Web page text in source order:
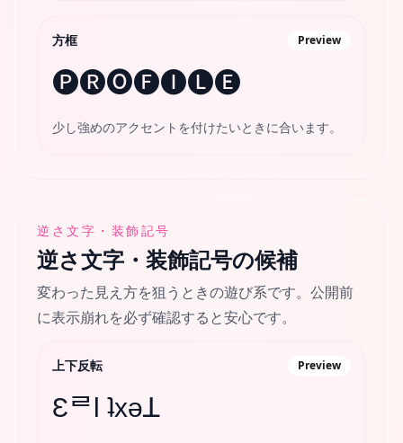
方框 Preview
🅟🅡🅞🅕🅘🅛🅔
少し強めのアクセントを付けたいときに合います。
逆さ文字・装飾記号
逆さ文字・装飾記号の候補
変わった見え方を狙うときの遊び系です。公開前
に表示崩れを必ず確認すると安心です。
上下反転 Preview
ƐᄅƖ ʇxǝꓕ